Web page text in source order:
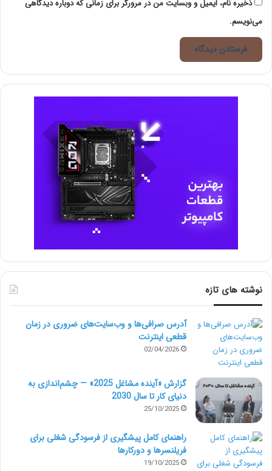
ندارید که قطعه‌ای تولید و آن را بفروشید، می‌توانیدروش
دومرا به کار ببرید. روش دوم برای شروع کسب و کار دورکاری
پرینتر سه بعدی، طراحی قطعاتی است که دیگران آن را
شما سفارشمی‌دهند. مزیت مشخص و آشکار این روش از
کسب و کار در این است که شما نیاز به هیچ زیرساخت و
هزینه اولیه بزرگی برای طراحی قطعات و کسب درآمد ندارید.
چاپگرهای سه بعدی زیادی هستند که افراد مختلفی آن‌ها را
کرایه می‌دهند. چاپگرهای پیشرفته‌ای که حتی با موادی به
غیر از پلاستیک کار می‌کنند، موادی به مانند فلز. البته باید
این نکته را در نظر داشت که کرایه کردن این پرینترها خود
می‌تواند هزینه داشته باشد اما هزینه آن به اندازه خرید
پرینتر نیست. مسلماً قبل از شما کسانی بوده‌اند که به صورت
فریلنسر اقدام به شروع کسب و کار با پرینتر سه بعدی
بسازید.
جنبه منفی هم این روش دارد که نمی‌توان از کنار آن به
سادگی گذشت. در این حالت شاید شما هزینه اولیه برای
خرید پرینتر سه بعدی نداده باشید اما همیشه یک واسط
برای رسیدن به قطعه به نام دارنده پرینتر 3بعدی دارید که
مقدار از درامد شما را خواهد بلعید. علاوه بر این همان‌طور که
ذخیره نام، ایمیل و وبسایت من در مرورگر برای زمانی که دوباره دیدگاهی
می‌نویسم.
نوشته های تازه
آدرس صرافی‌ها و وب‌سایت‌های ضروری در زمان
قطعی اینترنت
02/04/2026
گزارش «آینده مشاغل 2025» — چشم‌اندازی به
دنیای کار تا سال 2030
25/10/2025
راهنمای کامل پیشگیری از فرسودگی شغلی برای
فریلنسرها و دورکارها
19/10/2025